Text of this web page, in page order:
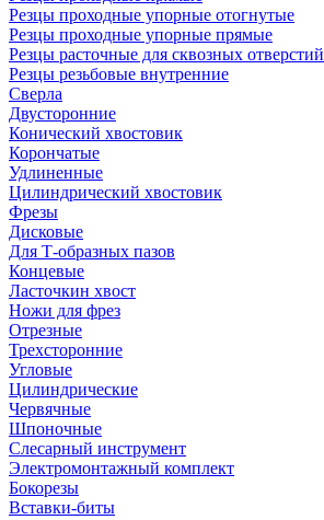
Резцы проходные упорные отогнутые
Резцы проходные упорные прямые
Резцы расточные для сквозных отверстий
Резцы резьбовые внутренние
Сверла
Двусторонние
Конический хвостовик
Корончатые
Удлиненные
Цилиндрический хвостовик
Фрезы
Дисковые
Для Т-образных пазов
Концевые
Ласточкин хвост
Ножи для фрез
Отрезные
Трехсторонние
Угловые
Цилиндрические
Червячные
Шпоночные
Слесарный инструмент
Электромонтажный комплект
Бокорезы
Вставки-биты